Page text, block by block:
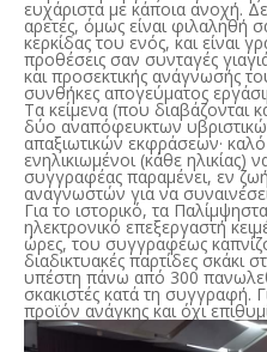
ευχάριστα με κάποια ανοχή.
αρετές, όμως είναι φιλαληθή
κερκίδας του ενός, και είναι
προθέσεις σαν συνταγές
και προσεκτικής ανάγνωσής
συνθήκες απογεύματος
Τα κείμενα (που διαβάζονται
δύο αναπόφευκτων
απαξιωτικών εκφράσεων· καλό
ενηλικιωμένοι (κάθε
συγγραφέας παραμένει, εν
αναγνωστών για να
Για το ιστορικό, τα
ηλεκτρονικό επεξεργαστή
ώρες, του συγγραφέως
διαδικτυακές παρτίδες σκάκι
υπέστη πάνω από 300
σκακιστές κατά τη συγγραφή.
προϊόν ανάγκης και όχι